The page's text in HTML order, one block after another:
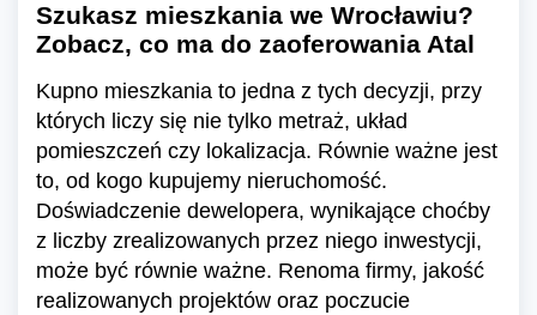
Szukasz mieszkania we Wrocławiu?
Zobacz, co ma do zaoferowania Atal
Kupno mieszkania to jedna z tych decyzji, przy
których liczy się nie tylko metraż, układ
pomieszczeń czy lokalizacja. Równie ważne jest
to, od kogo kupujemy nieruchomość.
Doświadczenie dewelopera, wynikające choćby
z liczby zrealizowanych przez niego inwestycji,
może być równie ważne. Renoma firmy, jakość
realizowanych projektów oraz poczucie